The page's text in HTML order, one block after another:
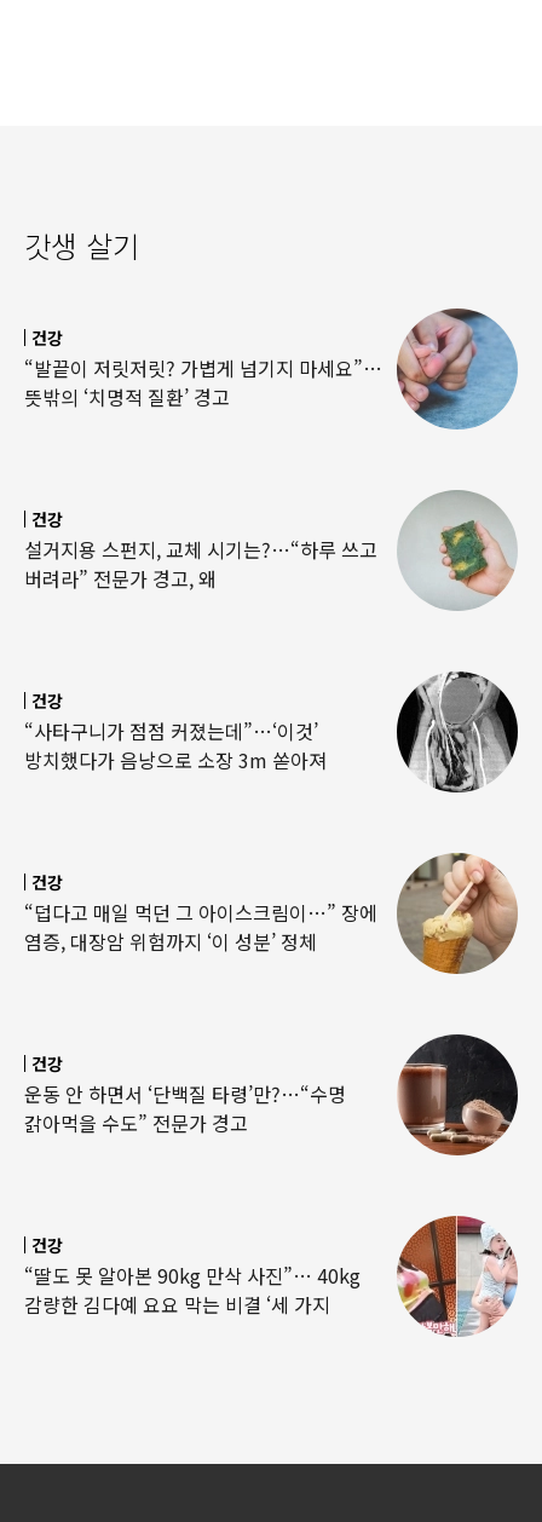
갓생 살기
건강
“발끝이 저릿저릿? 가볍게 넘기지 마세요”…
뜻밖의 ‘치명적 질환’ 경고
건강
설거지용 스펀지, 교체 시기는?…“하루 쓰고
버려라” 전문가 경고, 왜
건강
“사타구니가 점점 커졌는데”…‘이것’
방치했다가 음낭으로 소장 3m 쏟아져
건강
“덥다고 매일 먹던 그 아이스크림이…” 장에
염증, 대장암 위험까지 ‘이 성분’ 정체
건강
운동 안 하면서 ‘단백질 타령’만?…“수명
갉아먹을 수도” 전문가 경고
건강
“딸도 못 알아본 90kg 만삭 사진”… 40kg
감량한 김다예 요요 막는 비결 ‘세 가지